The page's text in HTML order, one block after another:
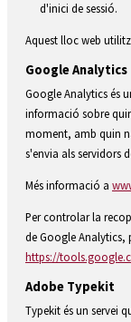
d'inici de sessió.
Aquest lloc web
Google Analytics
Google Analytics és
informació sobre
moment, amb quin
s'envia als servidors
Més informació a
Per controlar la
de Google Analytics,
https://
Adobe Typekit
Typekit és un servei